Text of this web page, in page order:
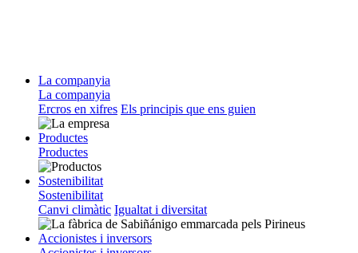
La companyia
La companyia
Ercros en xifres Els principis que ens guien
Productes
Productes
Sostenibilitat
Sostenibilitat
Canvi climàtic Igualtat i diversitat
Accionistes i inversors